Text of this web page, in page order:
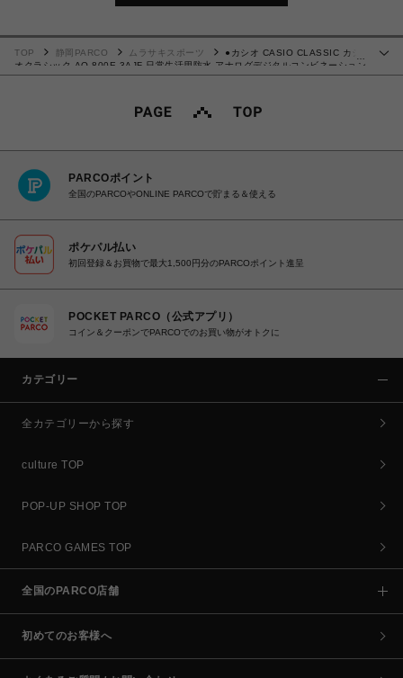
TOP 静岡PARCO ムラサキスポーツ
●カシオ CASIO CLASSIC カシ
オクラシック AQ-800E-3AJF 日常生活用防水 アナログデジタルコンビネーション
モデル 国内正規品 4549526375323
PARCOポイント
全国のPARCOやONLINE PARCOで貯まる＆使える
ポケパル払い
初回登録＆お買物で最大1,500円分のPARCOポイント進呈
POCKET PARCO（公式アプリ）
コイン＆クーポンでPARCOでのお買い物がオトクに
カテゴリー
全カテゴリーから探す
culture TOP
POP-UP SHOP TOP
PARCO GAMES TOP
全国のPARCO店舗
初めてのお客様へ